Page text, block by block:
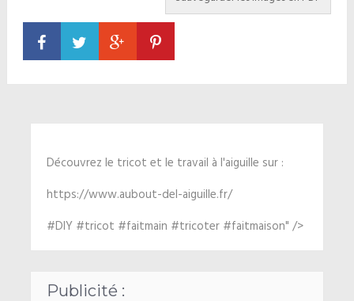
Découvrez le tricot et le travail à l'aiguille sur :
https://www.aubout-del-aiguille.fr/
#DIY #tricot #faitmain #tricoter #faitmaison" />
Publicité :